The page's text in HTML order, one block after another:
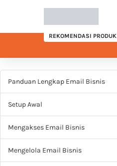
REKOMENDASI PRODUK
Panduan Lengkap Email Bisnis
Setup Awal
Mengakses Email Bisnis
Mengelola Email Bisnis